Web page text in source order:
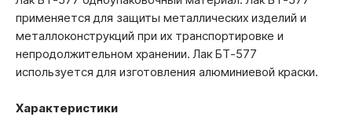
применяется для защиты металлических изделий и
металлоконструкций при их транспортировке и
непродолжительном хранении. Лак БТ-577
используется для изготовления алюминиевой краски.
Характеристики